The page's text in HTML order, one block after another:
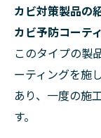
カビ対策製品の
カビ予防コーテ
このタイプの製
ーティングを施
あり、一度の施
す。